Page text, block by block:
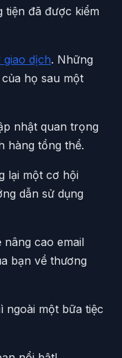
tiện đã được kiểm
giao dịch. Những
họ sau một
nhật quan trọng
hàng tổng thể.
lại một cơ hội
dẫn sử dụng
cao email
bạn về thương
ngoài một bữa tiệc